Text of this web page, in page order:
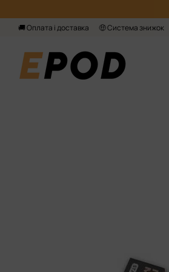
🚚 Оплата і доставка 🤑 Система знижок